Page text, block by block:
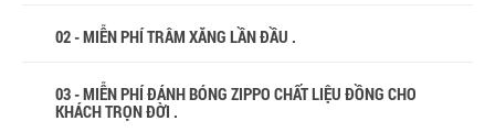
02 - MIỄN PHÍ TRÂM XĂNG LẦN ĐẦU .
03 - MIỄN PHÍ ĐÁNH BÓNG ZIPPO CHẤT LIỆU ĐỒNG CHO
KHÁCH TRỌN ĐỜI .